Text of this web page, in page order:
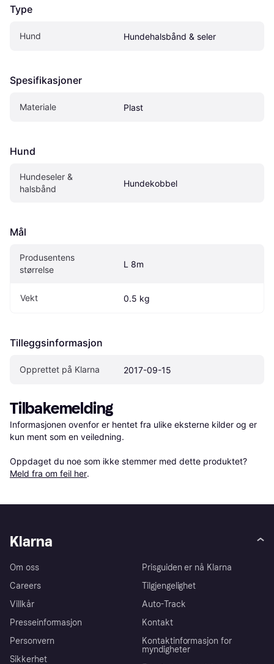
Type
Hund Hundehalsbånd & seler
Spesifikasjoner
Materiale Plast
Hund
Hundeseler &
halsbånd
Hundekobbel
Mål
Produsentens
størrelse
L 8m
Vekt 0.5 kg
Tilleggsinformasjon
Opprettet på Klarna 2017-09-15
Tilbakemelding
Informasjonen ovenfor er hentet fra ulike eksterne kilder og er
kun ment som en veiledning.
Oppdaget du noe som ikke stemmer med dette produktet?
Meld fra om feil her.
Klarna
Om oss
Careers
Villkår
Presseinformasjon
Personvern
Sikkerhet
Prisguiden er nå Klarna
Tilgjengelighet
Auto-Track
Kontakt
Kontaktinformasjon for
myndigheter